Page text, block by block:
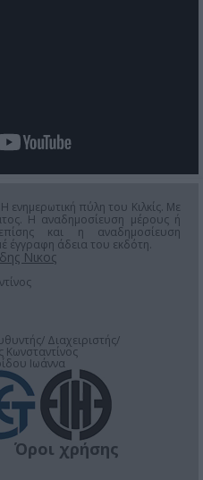
πύλη του Κιλκίς. Με
Η αναδημοσίευση μέρους ή
και η αναδημοσίευση
έγγραφη άδεια του εκδότη.
Νικος
Διαχειριστής/
Κωνσταντίνος
Ιωάννα
Όροι χρήσης